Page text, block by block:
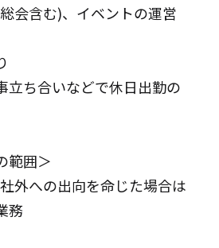
会含む)、イベントの運営
ち合いなどで休日出勤の
範囲＞
外への出向を命じた場合は
務